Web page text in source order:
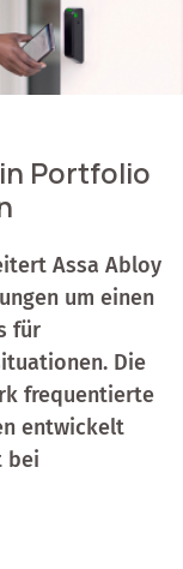
Portfolio
Assa Abloy
um einen
für
Die
frequentierte
entwickelt
bei